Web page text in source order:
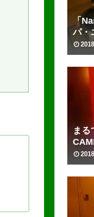
「
パ・
まる